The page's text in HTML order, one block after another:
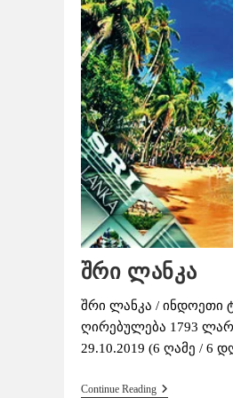
შრი ლანკა
შრი ლანკა / ინდოეთი
ღირებულება 1793
29.10.2019 (6 ღამე / 6
Continue ReadingᲨრი